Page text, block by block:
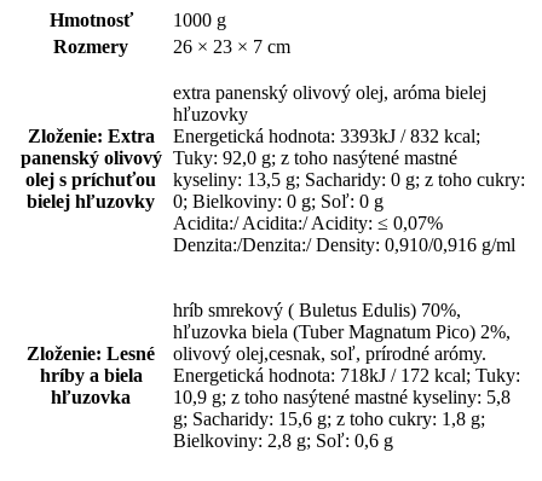
Hmotnosť
1000 g
Rozmery
26 × 23 × 7 cm
Zloženie: Extra
panenský olivový
olej s príchuťou
bielej hľuzovky
extra panenský olivový olej, aróma bielej
hľuzovky
Energetická hodnota: 3393kJ / 832 kcal;
Tuky: 92,0 g; z toho nasýtené mastné
kyseliny: 13,5 g; Sacharidy: 0 g; z toho cukry:
0; Bielkoviny: 0 g; Soľ: 0 g
Acidita:/ Acidita:/ Acidity: ≤ 0,07%
Denzita:/Denzita:/ Density: 0,910/0,916 g/ml
Zloženie: Lesné
hríby a biela
hľuzovka
hríb smrekový ( Buletus Edulis) 70%,
hľuzovka biela (Tuber Magnatum Pico) 2%,
olivový olej,cesnak, soľ, prírodné arómy.
Energetická hodnota: 718kJ / 172 kcal; Tuky:
10,9 g; z toho nasýtené mastné kyseliny: 5,8
g; Sacharidy: 15,6 g; z toho cukry: 1,8 g;
Bielkoviny: 2,8 g; Soľ: 0,6 g